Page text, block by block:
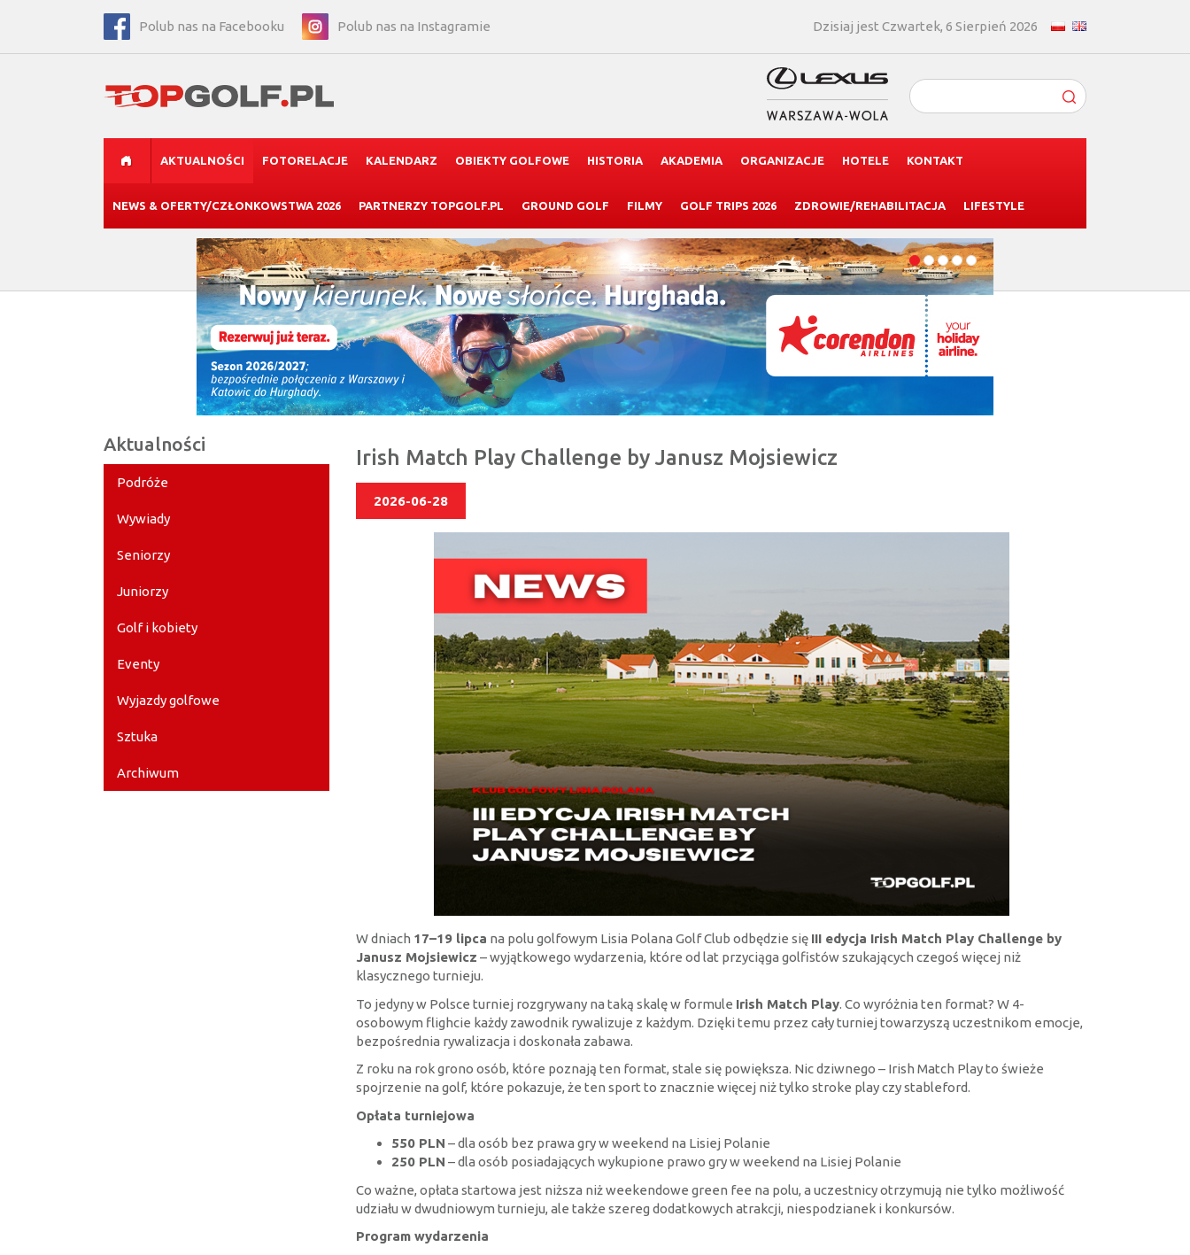
Polub nas na Facebooku Polub nas na Instagramie Dzisiaj jest Czwartek, 6 Sierpień 2026
AKTUALNOŚCI FOTORELACJE KALENDARZ OBIEKTY GOLFOWE HISTORIA AKADEMIA ORGANIZACJE HOTELE KONTAKT
NEWS & OFERTY/CZŁONKOWSTWA 2026 PARTNERZY TOPGOLF.PL GROUND GOLF FILMY GOLF TRIPS 2026 ZDROWIE/REHABILITACJA LIFESTYLE
Aktualności
Podróże
Wywiady
Seniorzy
Juniorzy
Golf i kobiety
Eventy
Wyjazdy golfowe
Sztuka
Archiwum
Irish Match Play Challenge by Janusz Mojsiewicz
2026-06-28
W dniach 17–19 lipca na polu golfowym Lisia Polana Golf Club odbędzie się III edycja Irish Match Play Challenge by
Janusz Mojsiewicz – wyjątkowego wydarzenia, które od lat przyciąga golfistów szukających czegoś więcej niż
klasycznego turnieju.
To jedyny w Polsce turniej rozgrywany na taką skalę w formule Irish Match Play. Co wyróżnia ten format? W 4-
osobowym flighcie każdy zawodnik rywalizuje z każdym. Dzięki temu przez cały turniej towarzyszą uczestnikom emocje,
bezpośrednia rywalizacja i doskonała zabawa.
Z roku na rok grono osób, które poznają ten format, stale się powiększa. Nic dziwnego – Irish Match Play to świeże
spojrzenie na golf, które pokazuje, że ten sport to znacznie więcej niż tylko stroke play czy stableford.
Opłata turniejowa
550 PLN – dla osób bez prawa gry w weekend na Lisiej Polanie
250 PLN – dla osób posiadających wykupione prawo gry w weekend na Lisiej Polanie
Co ważne, opłata startowa jest niższa niż weekendowe green fee na polu, a uczestnicy otrzymują nie tylko możliwość
udziału w dwudniowym turnieju, ale także szereg dodatkowych atrakcji, niespodzianek i konkursów.
Program wydarzenia